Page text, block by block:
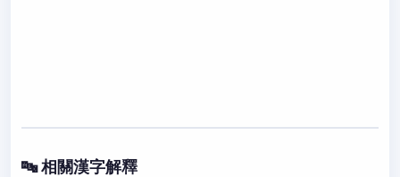
🔤 相關漢字解釋